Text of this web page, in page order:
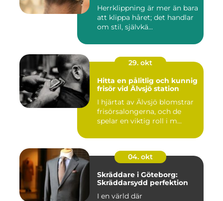
Herrklippning är mer än bara
att klippa håret; det handlar
om stil, självkä...
29. okt
Hitta en pålitlig och kunnig
frisör vid Älvsjö station
I hjärtat av Älvsjö blomstrar
frisörsalongerna, och de
spelar en viktig roll i m...
04. okt
Skräddare i Göteborg:
Skräddarsydd perfektion
I en värld där